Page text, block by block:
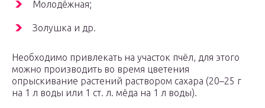
Молодёжная;
Золушка и др.
Необходимо привлекать на участок пчёл, для этого
можно производить во время цветения
опрыскивание растений раствором сахара (20–25 г
на 1 л воды или 1 ст. л. мёда на 1 л воды).